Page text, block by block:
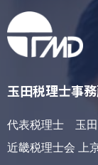
玉田税理士事
代表税理士 玉田
近畿税理士会 上